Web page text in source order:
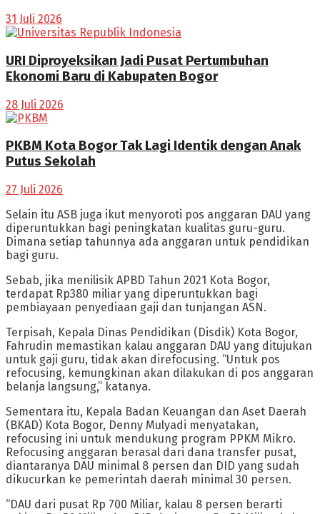
31 Juli 2026
URI Diproyeksikan Jadi Pusat Pertumbuhan
Ekonomi Baru di Kabupaten Bogor
28 Juli 2026
PKBM Kota Bogor Tak Lagi Identik dengan Anak
Putus Sekolah
27 Juli 2026
Selain itu ASB juga ikut menyoroti pos anggaran DAU yang
diperuntukkan bagi peningkatan kualitas guru-guru.
Dimana setiap tahunnya ada anggaran untuk pendidikan
bagi guru.
Sebab, jika menilisik APBD Tahun 2021 Kota Bogor,
terdapat Rp380 miliar yang diperuntukkan bagi
pembiayaan penyediaan gaji dan tunjangan ASN.
Terpisah, Kepala Dinas Pendidikan (Disdik) Kota Bogor,
Fahrudin memastikan kalau anggaran DAU yang ditujukan
untuk gaji guru, tidak akan direfocusing. “Untuk pos
refocusing, kemungkinan akan dilakukan di pos anggaran
belanja langsung,” katanya.
Sementara itu, Kepala Badan Keuangan dan Aset Daerah
(BKAD) Kota Bogor, Denny Mulyadi menyatakan,
refocusing ini untuk mendukung program PPKM Mikro.
Refocusing anggaran berasal dari dana transfer pusat,
diantaranya DAU minimal 8 persen dan DID yang sudah
dikucurkan ke pemerintah daerah minimal 30 persen.
“DAU dari pusat Rp 700 Miliar, kalau 8 persen berarti